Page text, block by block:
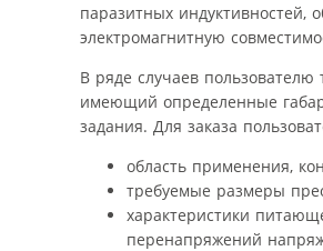
паразитных
электромагнитную
В ряде случаев
имеющий определенные
задания. Для заказа
область применения,
требуемые размеры
характеристики
перенапряжений